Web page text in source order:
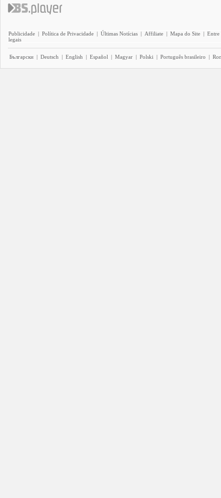
Publicidade | Política de Privacidade | Últimas Notícias | Affiliate | Mapa do Site | Entre
legais
Български | Deutsch | English | Español | Magyar | Polski | Português brasileiro |